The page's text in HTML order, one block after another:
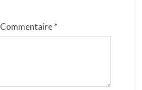
Commentaire*